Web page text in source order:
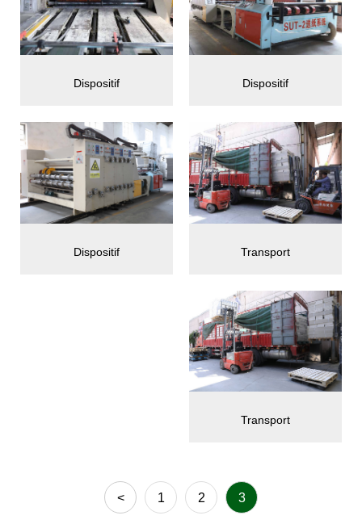
Dispositif Dispositif
Dispositif Transport
Transport
< 1 2 3